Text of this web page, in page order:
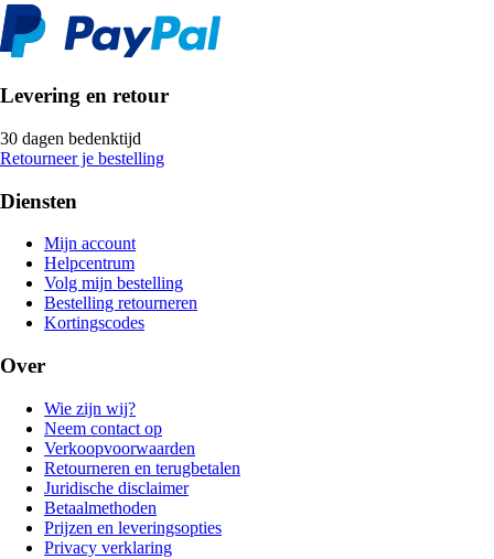
Levering en retour
30 dagen bedenktijd
Retourneer je bestelling
Diensten
Mijn account
Helpcentrum
Volg mijn bestelling
Bestelling retourneren
Kortingscodes
Over
Wie zijn wij?
Neem contact op
Verkoopvoorwaarden
Retourneren en terugbetalen
Juridische disclaimer
Betaalmethoden
Prijzen en leveringsopties
Privacy verklaring